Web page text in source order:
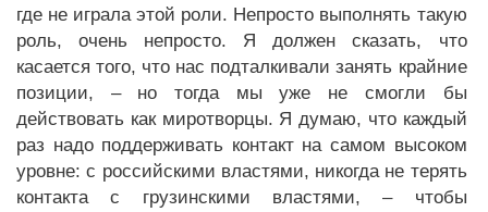
где не играла этой роли. Непросто выполнять такую
роль, очень непросто. Я должен сказать, что
касается того, что нас подталкивали занять крайние
позиции, – но тогда мы уже не смогли бы
действовать как миротворцы. Я думаю, что каждый
раз надо поддерживать контакт на самом высоком
уровне: с российскими властями, никогда не терять
контакта с грузинскими властями, – чтобы